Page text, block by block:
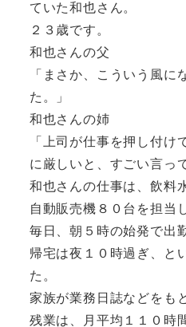
ていた和也さん。
２３歳です。
和也さんの父
「まさか、こういう風に
た。」
和也さんの姉
「上司が仕事を押し付
に厳しいと、すごい言っ
和也さんの仕事は、飲料
自動販売機８０台を担当
毎日、朝５時の始発で出勤
帰宅は夜１０時過ぎ、と
た。
家族が業務日誌などをも
残業は、月平均１１０時